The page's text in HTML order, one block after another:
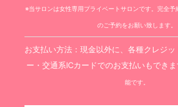
※当サロンは女性専用プライベートサロンです。完全
のご予約をお願い致します。
お支払い方法：現金以外に、各種クレジ
ー・交通系ICカードでのお支払いもできま
能です。